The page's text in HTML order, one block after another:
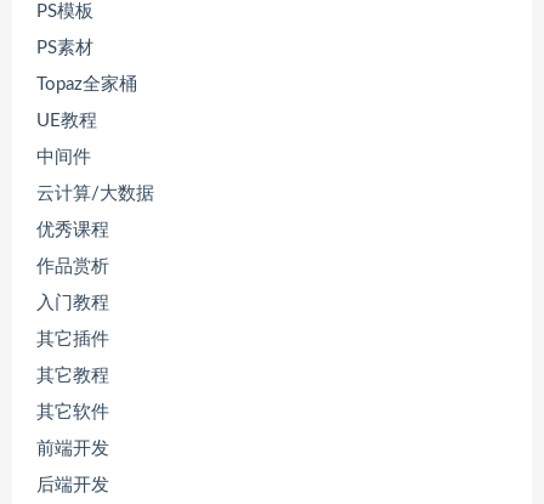
PS模板
PS素材
Topaz全家桶
UE教程
中间件
云计算/大数据
优秀课程
作品赏析
入门教程
其它插件
其它教程
其它软件
前端开发
后端开发